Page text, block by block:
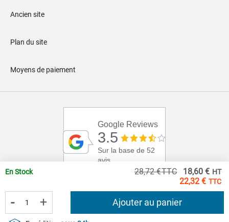
22,32 €
18,60 €
28,72 €
En Stock
- + Ajouter au panier
Ancien site
Plan du site
Moyens de paiement
Google Reviews
3.5
Sur la base de 52
avis